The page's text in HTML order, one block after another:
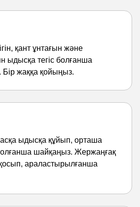
қант ұнтағын және
ыдысқа тегіс болғанша
жаққа қойыңыз.
ыдысқа құйып, орташа
шайқаңыз. Жержаңғақ
араластырылғанша